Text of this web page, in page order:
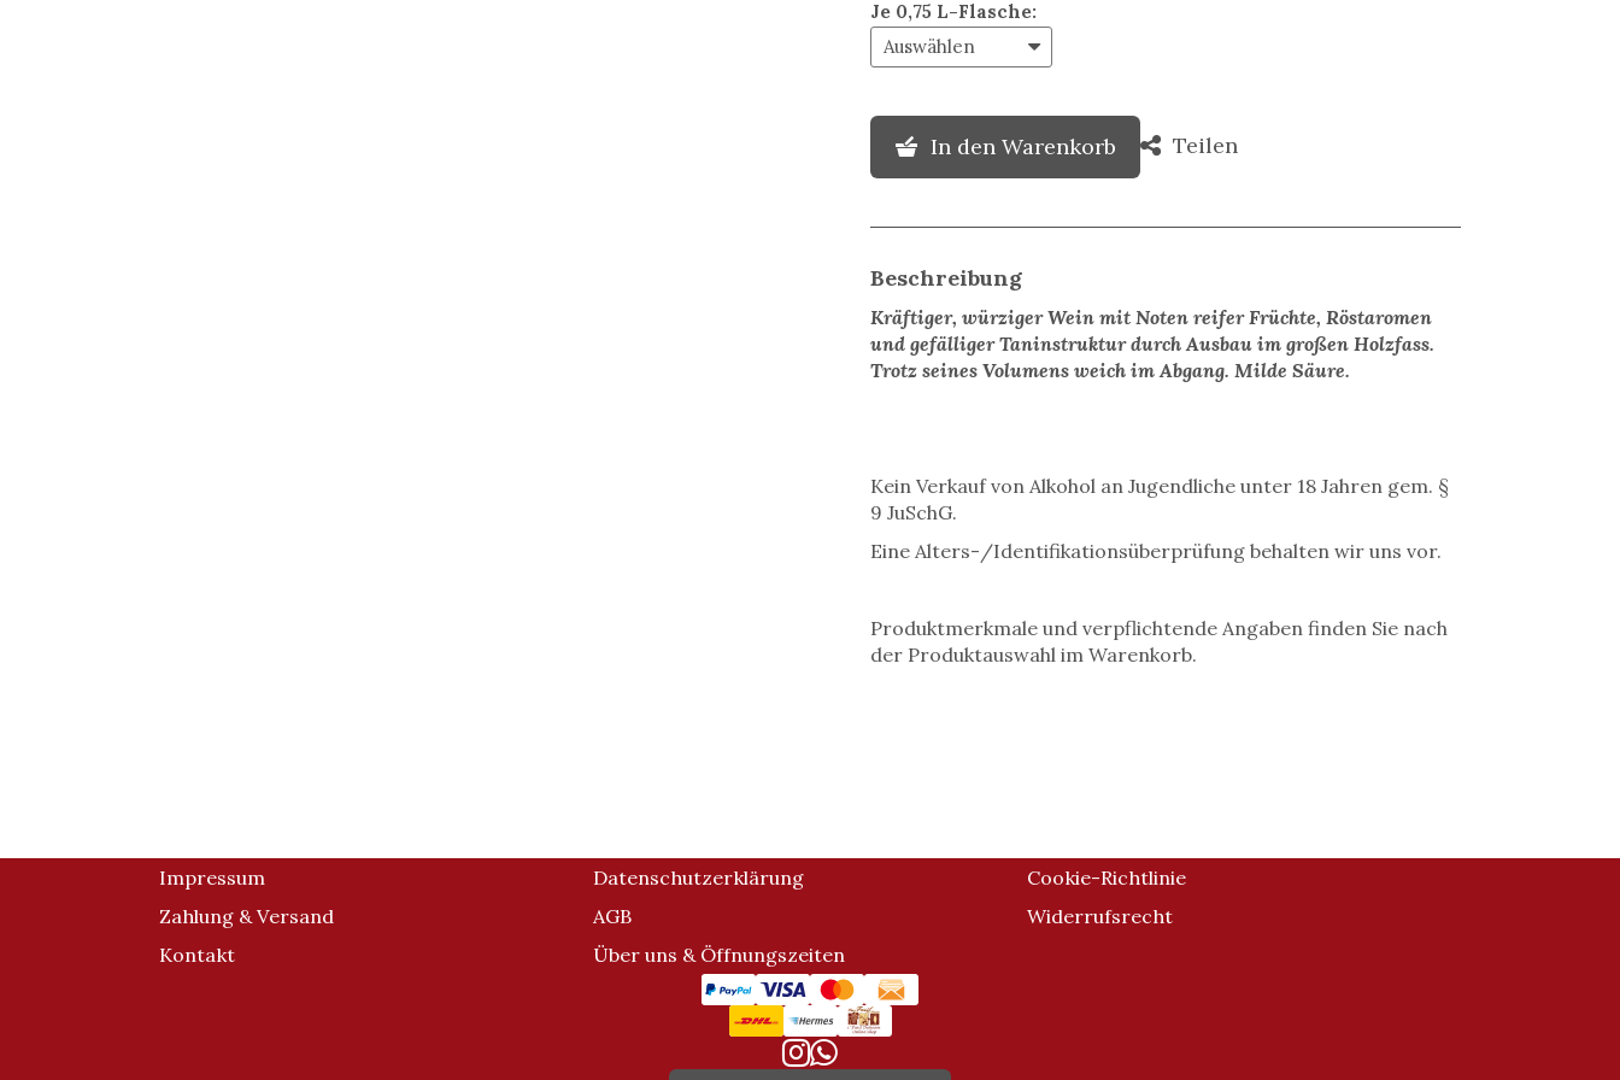
Je 0,75 L-Flasche:
In den Warenkorb Teilen
Beschreibung
Kräftiger, würziger Wein mit Noten reifer Früchte, Röstaromen
und gefälliger Taninstruktur durch Ausbau im großen Holzfass.
Trotz seines Volumens weich im Abgang. Milde Säure.
Kein Verkauf von Alkohol an Jugendliche unter 18 Jahren gem. §
9 JuSchG.
Eine Alters-/Identifikationsüberprüfung behalten wir uns vor.
Produktmerkmale und verpflichtende Angaben finden Sie nach
der Produktauswahl im Warenkorb.
Impressum Datenschutzerklärung
Cookie-Richtlinie
Zahlung & Versand
AGB
Widerrufsrecht
Kontakt
Über uns & Öffnungszeiten